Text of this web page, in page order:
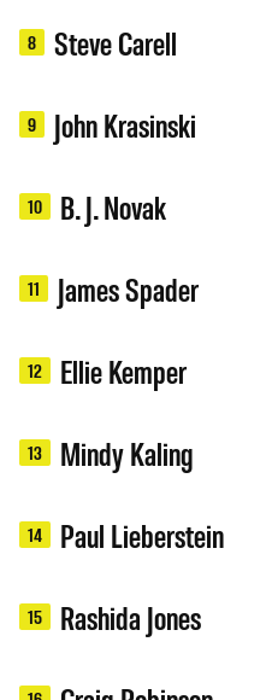
8 Steve Carell
9 John Krasinski
10 B. J. Novak
11 James Spader
12 Ellie Kemper
13 Mindy Kaling
14 Paul Lieberstein
15 Rashida Jones